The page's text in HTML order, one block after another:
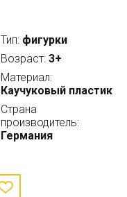
Тип: фигурки
Возраст: 3+
Материал:
Каучуковый пластик
Страна
производитель:
Германия